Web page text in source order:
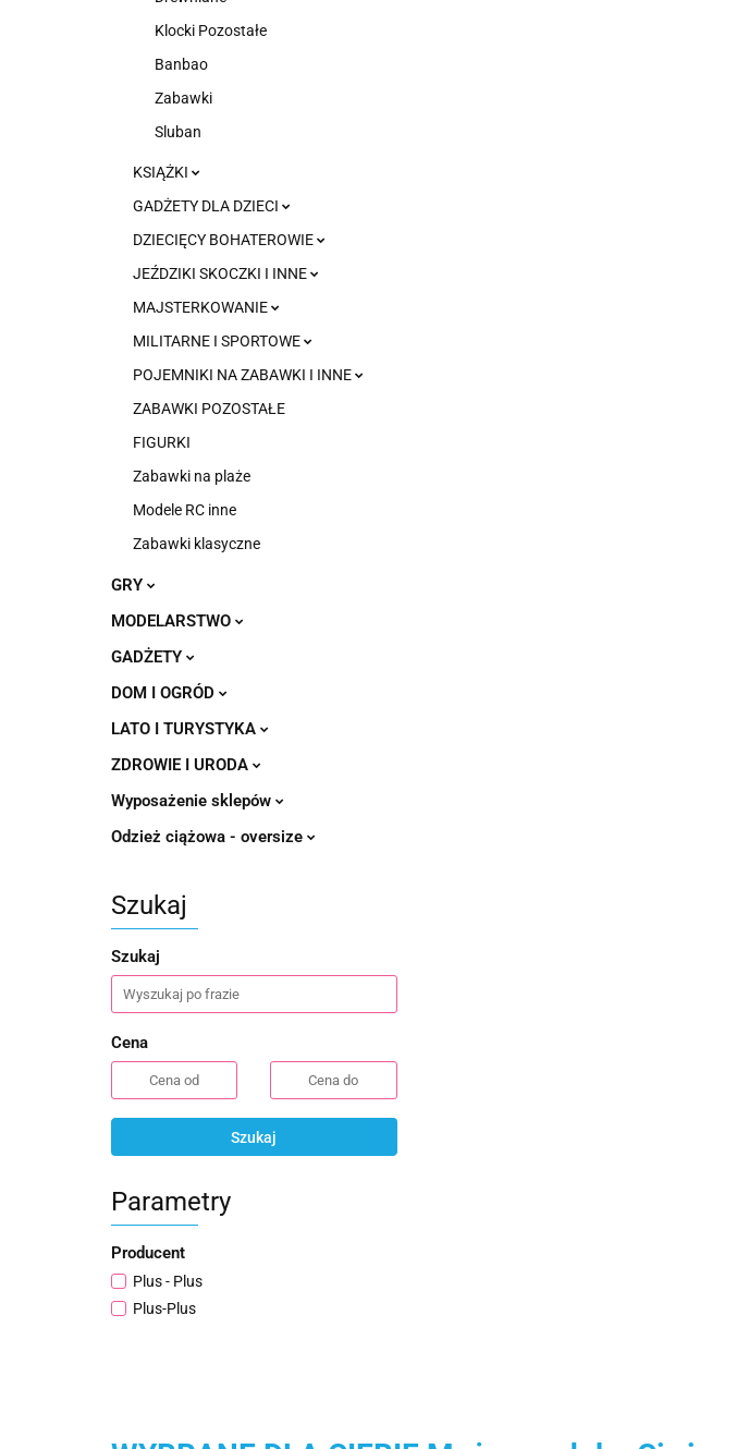
Klocki Pozostałe
Banbao
Zabawki
Sluban
KSIĄŻKI
GADŻETY DLA DZIECI
DZIECIĘCY BOHATEROWIE
JEŹDZIKI SKOCZKI I INNE
MAJSTERKOWANIE
MILITARNE I SPORTOWE
POJEMNIKI NA ZABAWKI I INNE
ZABAWKI POZOSTAŁE
FIGURKI
Zabawki na plaże
Modele RC inne
Zabawki klasyczne
GRY
MODELARSTWO
GADŻETY
DOM I OGRÓD
LATO I TURYSTYKA
ZDROWIE I URODA
Wyposażenie sklepów
Odzież ciążowa - oversize
Szukaj
Szukaj
Cena
Szukaj
Parametry
Producent
Plus - Plus
Plus-Plus